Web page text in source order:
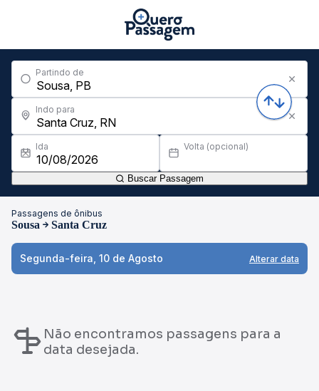
Partindo de
Indo para
Ida Volta (opcional)
Buscar Passagem
Passagens de ônibus
Sousa Santa Cruz
Segunda-feira, 10 de Agosto Alterar data
Não encontramos passagens para a
data desejada.